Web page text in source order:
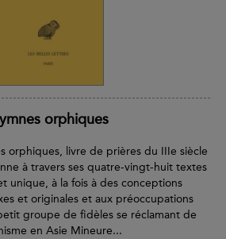
orphiques
orphiques, livre de prières du IIIe siècle
à travers ses quatre-vingt-huit textes
unique, à la fois à des conceptions
et originales et aux préoccupations
groupe de fidèles se réclamant de
en Asie Mineure...